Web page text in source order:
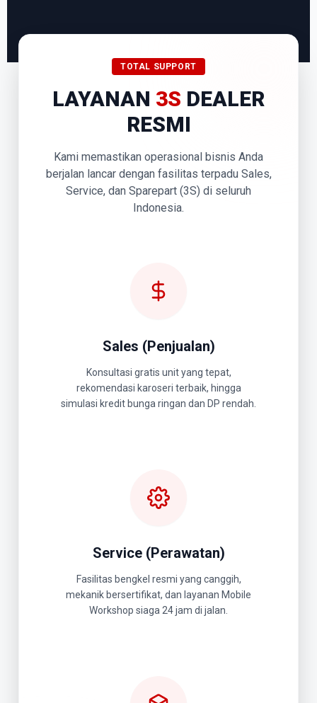
TOTAL SUPPORT
LAYANAN 3S DEALER
RESMI
Kami memastikan operasional bisnis Anda
berjalan lancar dengan fasilitas terpadu Sales,
Service, dan Sparepart (3S) di seluruh
Indonesia.
Sales (Penjualan)
Konsultasi gratis unit yang tepat,
rekomendasi karoseri terbaik, hingga
simulasi kredit bunga ringan dan DP rendah.
Service (Perawatan)
Fasilitas bengkel resmi yang canggih,
mekanik bersertifikat, dan layanan Mobile
Workshop siaga 24 jam di jalan.